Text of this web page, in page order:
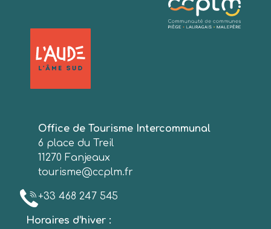
Office de Tourisme Intercommunal
6 place du Treil
11270 Fanjeaux
tourisme@ccplm.fr
+33 468 247 545
Horaires d’hiver :